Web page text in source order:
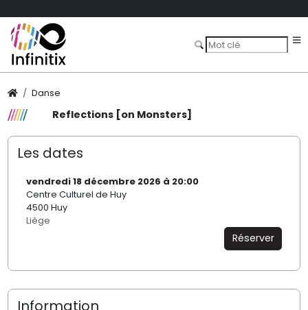
Danse
Reflections [on Monsters]
Les dates
vendredi 18 décembre 2026 à 20:00
Centre Culturel de Huy
4500 Huy
Liège
Réserver
Information